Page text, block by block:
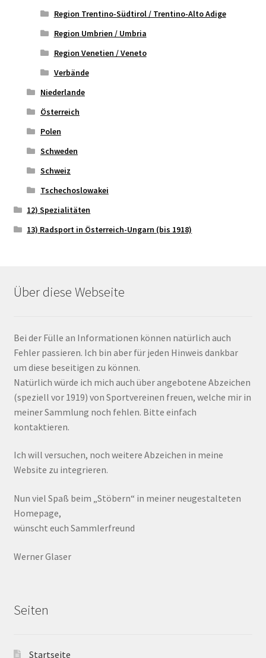
Region Trentino-Südtirol / Trentino-Alto Adige
Region Umbrien / Umbria
Region Venetien / Veneto
Verbände
Niederlande
Österreich
Polen
Schweden
Schweiz
Tschechoslowakei
12) Spezialitäten
13) Radsport in Österreich-Ungarn (bis 1918)
Über diese Webseite
Bei der Fülle an Informationen können natürlich auch
Fehler passieren. Ich bin aber für jeden Hinweis dankbar
um diese beseitigen zu können.
Natürlich würde ich mich auch über angebotene Abzeichen
(speziell vor 1919) von Sportvereinen freuen, welche mir in
meiner Sammlung noch fehlen. Bitte einfach
kontaktieren.
Ich will versuchen, noch weitere Abzeichen in meine
Website zu integrieren.
Nun viel Spaß beim „Stöbern“ in meiner neugestalteten
Homepage,
wünscht euch Sammlerfreund
Werner Glaser
Seiten
Startseite